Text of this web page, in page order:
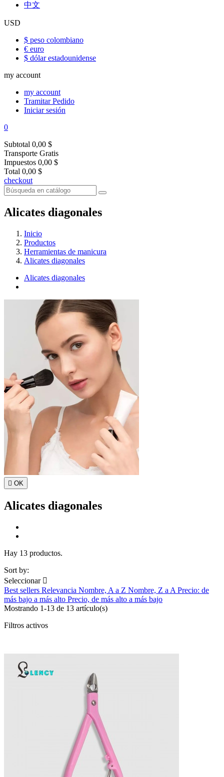
中文
USD
$ peso colombiano
€ euro
$ dólar estadounidense
my account
my account
Tramitar Pedido
Iniciar sesión
0
Subtotal 0,00 $
Transporte Gratis
Impuestos 0,00 $
Total 0,00 $
checkout
Alicates diagonales
Inicio
Productos
Herramientas de manicura
Alicates diagonales
Alicates diagonales
 OK
Alicates diagonales
Hay 13 productos.
Sort by:
Seleccionar 
Best sellers Relevancia Nombre, A a Z Nombre, Z a A Precio: de
más bajo a más alto Precio, de más alto a más bajo
Mostrando 1-13 de 13 artículo(s)
Filtros activos